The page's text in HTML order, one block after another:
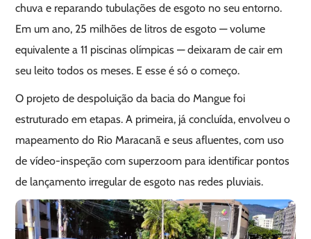
chuva e reparando tubulações de esgoto no seu entorno.
Em um ano, 25 milhões de litros de esgoto — volume
equivalente a 11 piscinas olímpicas — deixaram de cair em
seu leito todos os meses. E esse é só o começo.
O projeto de despoluição da bacia do Mangue foi
estruturado em etapas. A primeira, já concluída, envolveu o
mapeamento do Rio Maracanã e seus afluentes, com uso
de vídeo-inspeção com superzoom para identificar pontos
de lançamento irregular de esgoto nas redes pluviais.